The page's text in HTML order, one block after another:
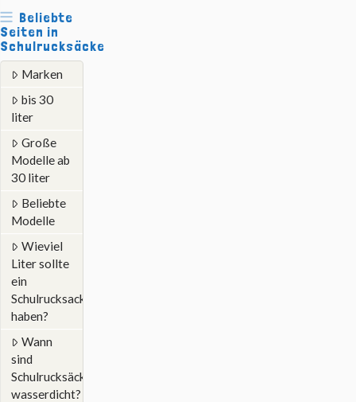
Beliebte
Seiten in
Schulrucksäcke
Marken
bis 30
liter
Große
Modelle ab
30 liter
Beliebte
Modelle
Wieviel
Liter sollte
ein
Schulrucksack
haben?
Wann
sind
Schulrucksäcke
wasserdicht?